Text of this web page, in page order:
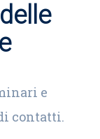
e
contatti.